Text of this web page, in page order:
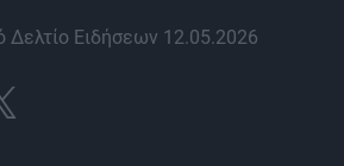
Δελτίο Ειδήσεων 12.05.2026